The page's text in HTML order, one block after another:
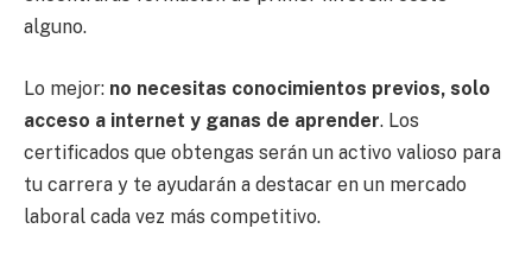
alguno.
Lo mejor: no necesitas conocimientos previos, solo
acceso a internet y ganas de aprender. Los
certificados que obtengas serán un activo valioso para
tu carrera y te ayudarán a destacar en un mercado
laboral cada vez más competitivo.